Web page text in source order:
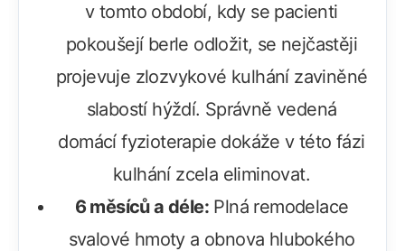
v tomto období, kdy se pacienti
pokoušejí berle odložit, se nejčastěji
projevuje zlozvykové kulhání zaviněné
slabostí hýždí. Správně vedená
domácí fyzioterapie dokáže v této fázi
kulhání zcela eliminovat.
6 měsíců a déle: Plná remodelace
svalové hmoty a obnova hlubokého